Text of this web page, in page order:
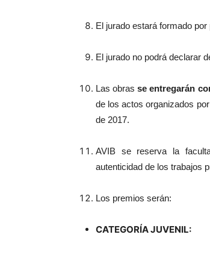
El jurado estará formado
El jurado no podrá declarar
Las obrasse entregarán
de los actos organizados
de 2017.
AVIB se reserva la
autenticidad de los trabajos
Los premios serán:
CATEGORÍA JUVENIL: